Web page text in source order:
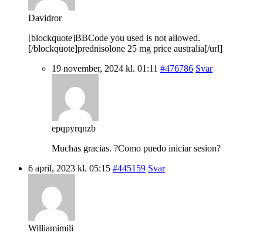
Davidror
[blockquote]BBCode you used is not allowed.
[/blockquote]prednisolone 25 mg price australia[/url]
19 november, 2024 kl. 01:11 #476786 Svar
epqpyrqnzb
Muchas gracias. ?Como puedo iniciar sesion?
6 april, 2023 kl. 05:15 #445159 Svar
Williamimili